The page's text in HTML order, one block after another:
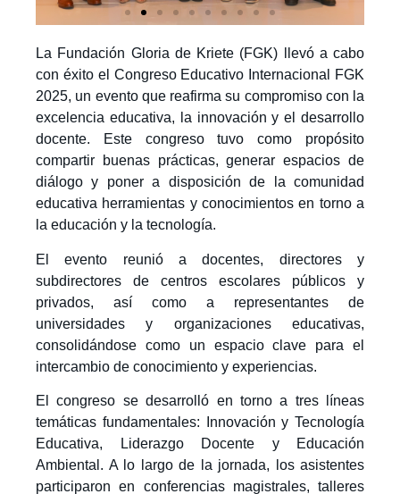
La Fundación Gloria de Kriete (FGK) llevó a cabo
con éxito el Congreso Educativo Internacional FGK
2025, un evento que reafirma su compromiso con la
excelencia educativa, la innovación y el desarrollo
docente. Este congreso tuvo como propósito
compartir buenas prácticas, generar espacios de
diálogo y poner a disposición de la comunidad
educativa herramientas y conocimientos en torno a
la educación y la tecnología.
El evento reunió a docentes, directores y
subdirectores de centros escolares públicos y
privados, así como a representantes de
universidades y organizaciones educativas,
consolidándose como un espacio clave para el
intercambio de conocimiento y experiencias.
El congreso se desarrolló en torno a tres líneas
temáticas fundamentales: Innovación y Tecnología
Educativa, Liderazgo Docente y Educación
Ambiental. A lo largo de la jornada, los asistentes
participaron en conferencias magistrales, talleres